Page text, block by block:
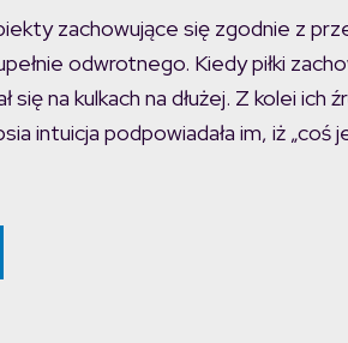
zachowujące się zgodnie z
odwrotnego. Kiedy piłki
na kulkach na dłużej. Z kolei ich
intuicja podpowiadała im, iż „coś